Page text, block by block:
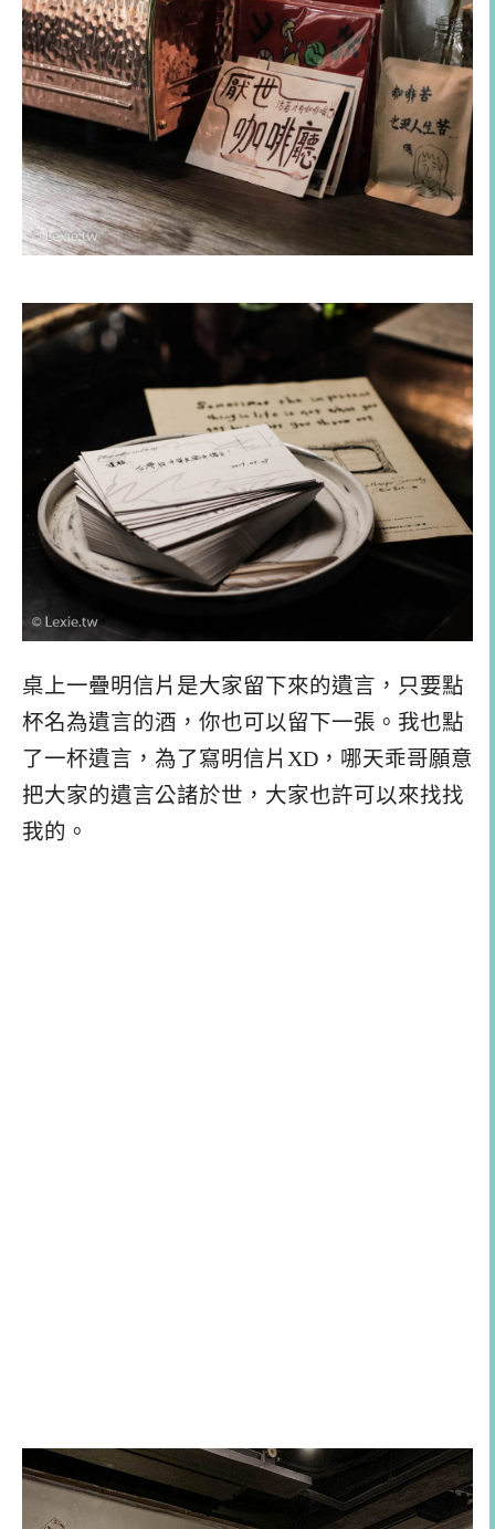
桌上一疊明信片是大家留下來的遺言，只要點
杯名為遺言的酒，你也可以留下一張。我也點
了一杯遺言，為了寫明信片XD，哪天乖哥願意
把大家的遺言公諸於世，大家也許可以來找找
我的。